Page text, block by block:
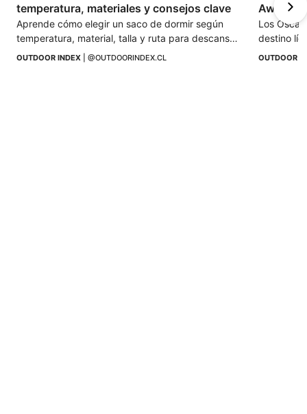
temperatura, materiales y consejos clave
Aprende cómo elegir un saco de dormir según
temperatura, material, talla y ruta para descansar
mejor y evitar el frío en tu próxima aventura.
OUTDOOR INDEX @OUTDOORINDEX.CL
Awards?
Los
destino
Descubre
OUTDOOR